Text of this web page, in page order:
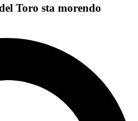
Toro sta morendo